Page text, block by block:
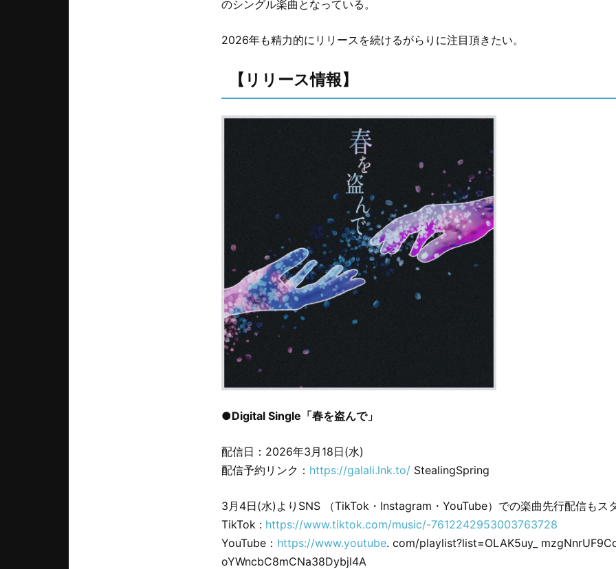
のシングル楽曲となっている。
2026年も精力的にリリースを続けるがらりに注目頂きたい。
【リリース情報】
●Digital Single「春を盗んで」
配信日：2026年3月18日(水)
配信予約リンク： https://galali.lnk.to/ StealingSpring
3月4日(水)よりSNS （TikTok・Instagram・YouTube）での楽曲先行配信もス
TikTok : https://www.tiktok.com/music/-7612242953003763728
YouTube： https://www.youtube. com/playlist?list=OLAK5uy_
oYWncbC8mCNa38Dybjl4A